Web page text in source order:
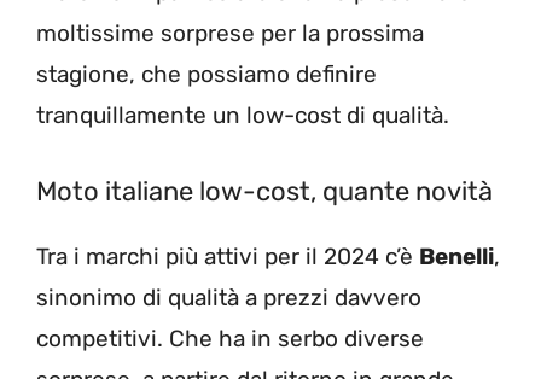
moltissime sorprese per la prossima
stagione, che possiamo definire
tranquillamente un low-cost di qualità.
Moto italiane low-cost, quante novità
Tra i marchi più attivi per il 2024 c’è Benelli,
sinonimo di qualità a prezzi davvero
competitivi. Che ha in serbo diverse